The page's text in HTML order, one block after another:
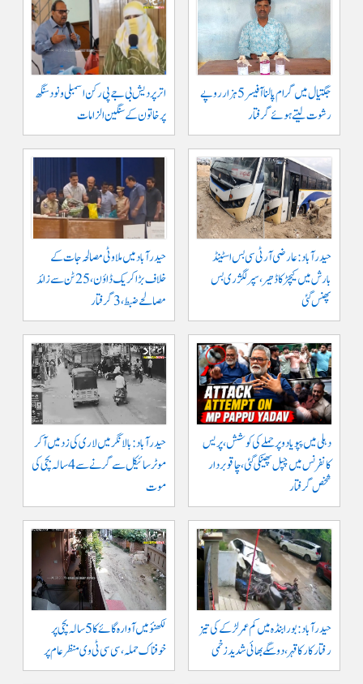
جگتیال میں گرام پالنا آفیسر 5 ہزار روپے
رشوت لیتے ہوئے گرفتار
اتر پردیش بی جے پی رکن اسمبلی ونود سنگھ
پر خاتون کے سنگین الزامات
حیدرآباد: عارضی آر ٹی سی بس اسٹینڈ
بارش میں کیچڑ کا ڈھیر، سپر لگژری بس
پھنس گئی
حیدرآباد میں ملاوٹی مصالحہ جات کے
خلاف بڑا کریک ڈاؤن، 25 ٹن سے زائد
مصالحے ضبط، 3 گرفتار
دہلی میں پپو یادو پر حملے کی کوشش، پریس
کانفرنس میں چپل پھینکی گئی، چاقو بردار
شخص گرفتار
حیدرآباد: بالا نگر میں لاری کی زد میں آکر
موٹرسائیکل سے گرنے سے 4 سالہ بچی کی
موت
حیدرآباد: بورابنڈہ میں کم عمر لڑکے کی تیز
رفتار کار کا قہر، دو سگے بھائی شدید زخمی
لکھنؤ میں آوارہ گائے کا 5 سالہ بچی پر
خوفناک حملہ، سی سی ٹی وی منظر عام پر